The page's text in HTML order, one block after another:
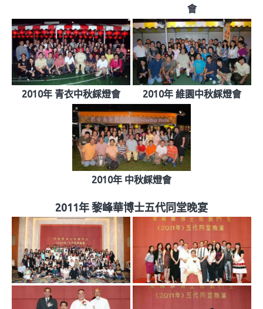
會
2010年 青衣中秋綵燈會 2010年 維園中秋綵燈會
2010年 中秋綵燈會
2011年 黎峰華博士五代同堂晚宴